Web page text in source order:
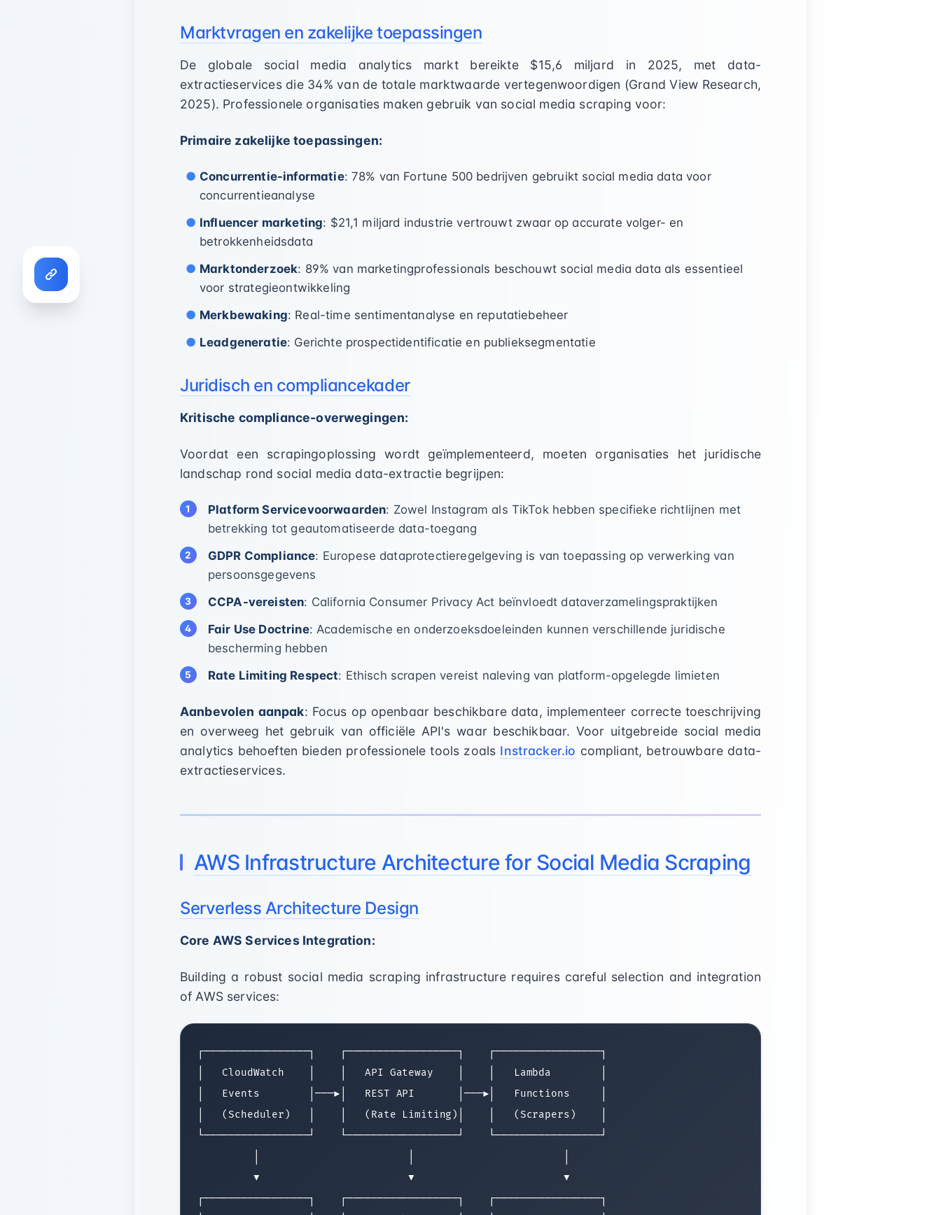
Marktvragen en zakelijke toepassingen
De globale social media analytics markt bereikte $15,6 miljard in 2025, met data-
extractieservices die 34% van de totale marktwaarde vertegenwoordigen (Grand View Research,
2025). Professionele organisaties maken gebruik van social media scraping voor:
Primaire zakelijke toepassingen:
Concurrentie-informatie: 78% van Fortune 500 bedrijven gebruikt social media data voor
concurrentieanalyse
Influencer marketing: $21,1 miljard industrie vertrouwt zwaar op accurate volger- en
betrokkenheidsdata
Marktonderzoek: 89% van marketingprofessionals beschouwt social media data als essentieel
voor strategieontwikkeling
Merkbewaking: Real-time sentimentanalyse en reputatiebeheer
Leadgeneratie: Gerichte prospectidentificatie en publieksegmentatie
Juridisch en compliancekader
Kritische compliance-overwegingen:
Voordat een scrapingoplossing wordt geïmplementeerd, moeten organisaties het juridische
landschap rond social media data-extractie begrijpen:
Platform Servicevoorwaarden: Zowel Instagram als TikTok hebben specifieke richtlijnen met
betrekking tot geautomatiseerde data-toegang
GDPR Compliance: Europese dataprotectieregelgeving is van toepassing op verwerking van
persoonsgegevens
CCPA-vereisten: California Consumer Privacy Act beïnvloedt dataverzamelingspraktijken
Fair Use Doctrine: Academische en onderzoeksdoeleinden kunnen verschillende juridische
bescherming hebben
Rate Limiting Respect: Ethisch scrapen vereist naleving van platform-opgelegde limieten
Aanbevolen aanpak: Focus op openbaar beschikbare data, implementeer correcte toeschrijving
en overweeg het gebruik van officiële API's waar beschikbaar. Voor uitgebreide social media
analytics behoeften bieden professionele tools zoals Instracker.io compliant, betrouwbare data-
extractieservices.
AWS Infrastructure Architecture for Social Media Scraping
Serverless Architecture Design
Core AWS Services Integration:
Building a robust social media scraping infrastructure requires careful selection and integration
of AWS services:
┌─────────────────┐    ┌──────────────────┐    ┌─────────────────┐
│   CloudWatch    │    │   API Gateway    │    │   Lambda        │
│   Events        │───▶│   REST API       │───▶│   Functions     │
│   (Scheduler)   │    │   (Rate Limiting)│    │   (Scrapers)    │
└─────────────────┘    └──────────────────┘    └─────────────────┘
         ▼                        ▼                        ▼
┌─────────────────┐    ┌──────────────────┐    ┌─────────────────┐